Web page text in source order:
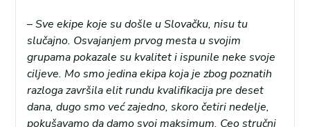
–Sve ekipe koje su došle u Slovačku, nisu tu
slučajno. Osvajanjem prvog mesta u svojim
grupama pokazale su kvalitet i ispunile neke svoje
ciljeve. Mo smo jedina ekipa koja je zbog poznatih
razloga završila elit rundu kvalifikacija pre deset
dana, dugo smo već zajedno, skoro četiri nedelje,
pokušavamo da damo svoj maksimum. Ceo stručni